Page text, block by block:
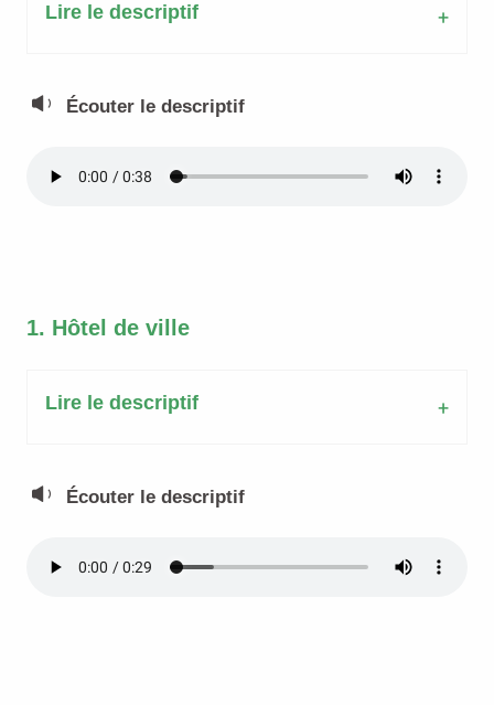
Lire le descriptif
Écouter le descriptif
1. Hôtel de ville
Lire le descriptif
Écouter le descriptif